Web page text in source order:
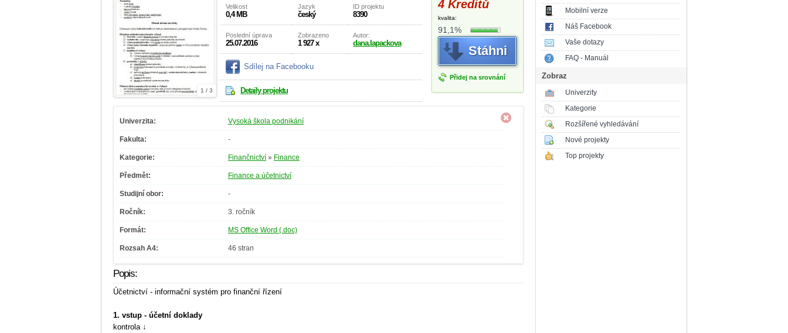
1 / 3
Velikost
0,4 MB
Jazyk
český
ID projektu
8390
Poslední úprava
25.07.2016
Zobrazeno
1 927 x
Autor:
dana.lapackova
Sdílej na Facebooku
Detaily projektu
4 Kreditů
kvalita:
91,1%
Stáhni
Přidej na srovnání
Univerzita: Vysoká škola podnikání
Fakulta: -
Kategorie: Finančnictví » Finance
Předmět: Finance a účetnictví
Studijní obor: -
Ročník: 3. ročník
Formát: MS Office Word (.doc)
Rozsah A4: 46 stran
Popis:
Účetnictví - informační systém pro finanční řízení
1. vstup - účetní doklady
kontrola ↓
Mobilní verze
Náš Facebook
Vaše dotazy
FAQ - Manuál
Zobraz
Univerzity
Kategorie
Rozšířené vyhledávání
Nové projekty
Top projekty